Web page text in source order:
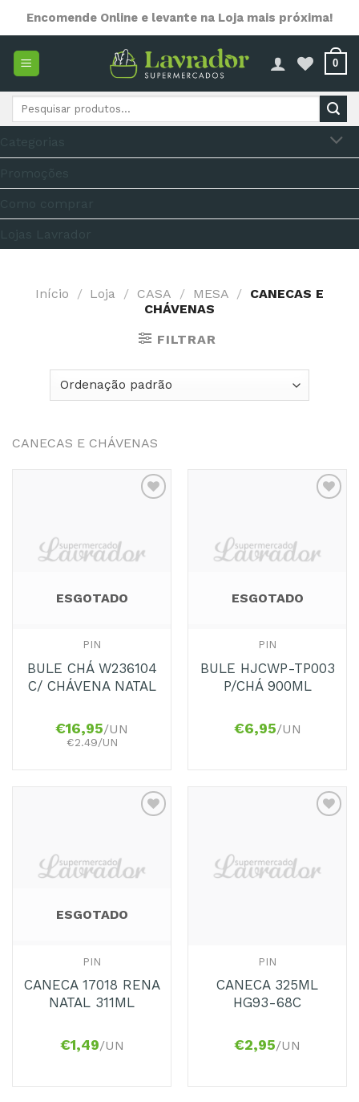
content
Encomende Online e levante na Loja mais próxima!
0
Pesquisar
Início / Loja / CASA / MESA / CANECAS E
CHÁVENAS
FILTRAR
CANECAS E CHÁVENAS
Favoritos
ESGOTADO
PIN
BULE CHÁ W236104
C/ CHÁVENA NATAL
€16,95/UN
€2.49/UN
Favoritos
ESGOTADO
PIN
BULE HJCWP-TP003
P/CHÁ 900ML
€6,95/UN
Favoritos
ESGOTADO
PIN
CANECA 17018 RENA
NATAL 311ML
€1,49/UN
Favoritos
PIN
CANECA 325ML
HG93-68C
€2,95/UN